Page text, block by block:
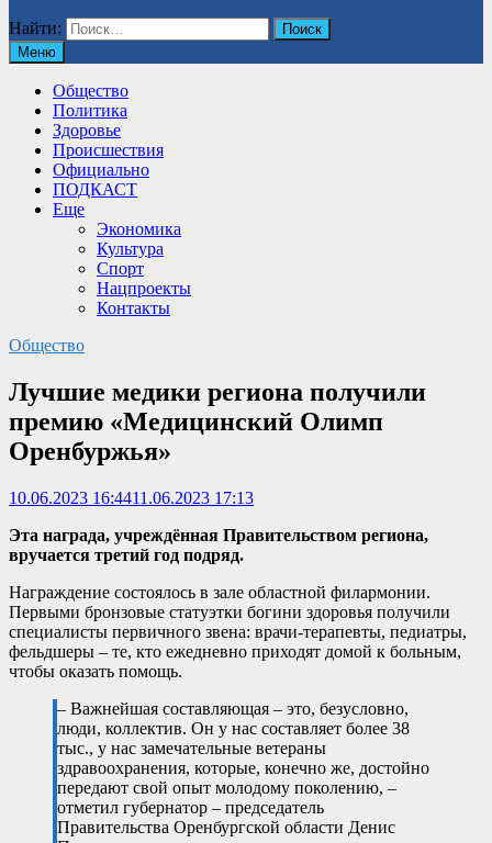
Найти:
Меню
Общество
Политика
Здоровье
Происшествия
Официально
ПОДКАСТ
Еще
Экономика
Культура
Спорт
Нацпроекты
Контакты
Общество
Лучшие медики региона получили
премию «Медицинский Олимп
Оренбуржья»
10.06.2023 16:4411.06.2023 17:13
Эта награда, учреждённая Правительством региона,
вручается третий год подряд.
Награждение состоялось в зале областной филармонии.
Первыми бронзовые статуэтки богини здоровья получили
специалисты первичного звена: врачи-терапевты, педиатры,
фельдшеры – те, кто ежедневно приходят домой к больным,
чтобы оказать помощь.
– Важнейшая составляющая – это, безусловно,
люди, коллектив. Он у нас составляет более 38
тыс., у нас замечательные ветераны
здравоохранения, которые, конечно же, достойно
передают свой опыт молодому поколению, –
отметил губернатор – председатель
Правительства Оренбургской области Денис